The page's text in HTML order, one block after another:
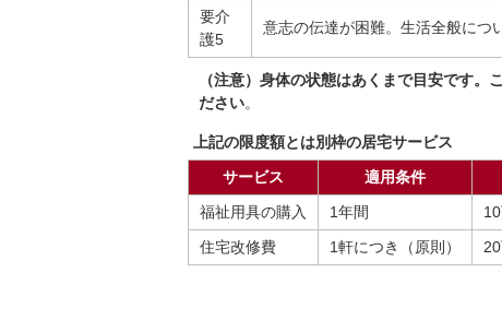
要介
護5
意志の伝達が困難。生活全般につ
（注意）身体の状態はあくまで目安です。
ださい。
上記の限度額とは別枠の居宅サービス
サービス
適用条件
福祉用具の購入
1年間
住宅改修費
1軒につき（原則）